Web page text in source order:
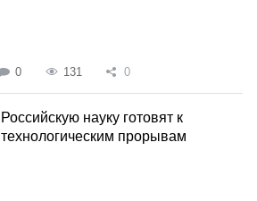
0 131 0
Российскую науку готовят к
технологическим прорывам